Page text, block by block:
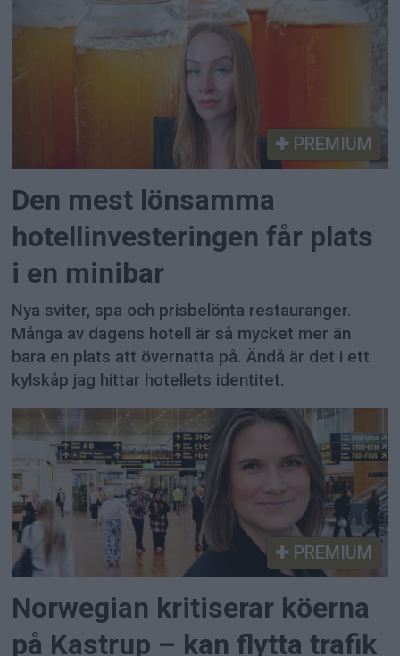
PREMIUM
Den mest lönsamma
hotellinvesteringen får plats
i en minibar
Nya sviter, spa och prisbelönta restauranger.
Många av dagens hotell är så mycket mer än
bara en plats att övernatta på. Ändå är det i ett
kylskåp jag hittar hotellets identitet.
PREMIUM
Norwegian kritiserar köerna
på Kastrup – kan flytta trafik